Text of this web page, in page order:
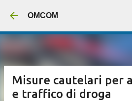
OMCOM
Misure cautelari per
e traffico di droga